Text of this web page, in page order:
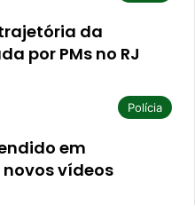
da
por PMs no RJ
Polícia
em
vídeos